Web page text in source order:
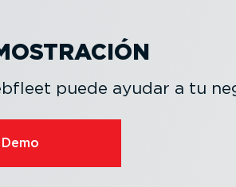
puede ayudar a tu